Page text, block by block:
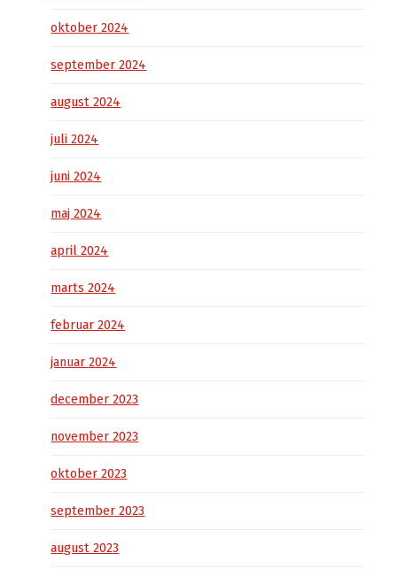
oktober 2024
september 2024
august 2024
juli 2024
juni 2024
maj 2024
april 2024
marts 2024
februar 2024
januar 2024
december 2023
november 2023
oktober 2023
september 2023
august 2023